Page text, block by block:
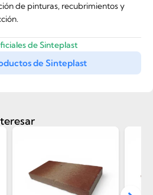
de pinturas, recubrimientos y
de Sinteplast
de Sinteplast